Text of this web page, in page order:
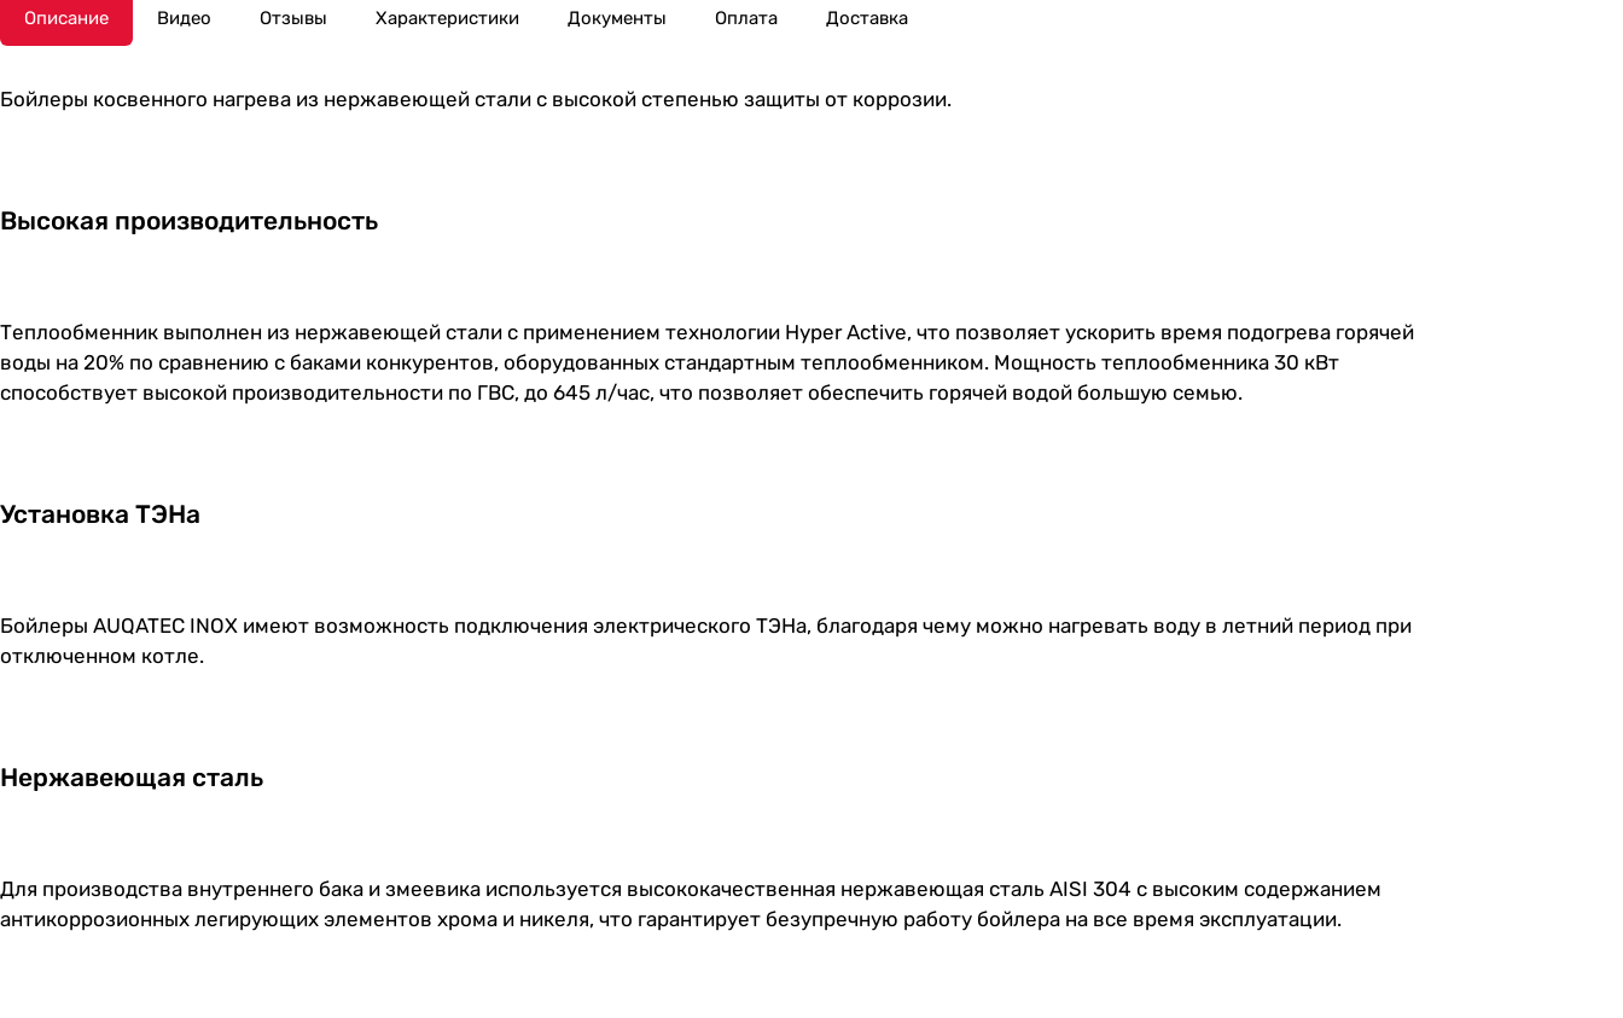
Описание Видео Отзывы Характеристики Документы Оплата Доставка
Бойлеры косвенного нагрева из нержавеющей стали с высокой степенью защиты от коррозии.
Высокая производительность
Теплообменник выполнен из нержавеющей стали с применением технологии Hyper Active, что позволяет ускорить время подогрева горячей
воды на 20% по сравнению с баками конкурентов, оборудованных стандартным теплообменником. Мощность теплообменника 30 кВт
способствует высокой производительности по ГВС, до 645 л/час, что позволяет обеспечить горячей водой большую семью.
Установка ТЭНа
Бойлеры AUQATEC INOX имеют возможность подключения электрического ТЭНа, благодаря чему можно нагревать воду в летний период при
отключенном котле.
Нержавеющая сталь
Для производства внутреннего бака и змеевика используется высококачественная нержавеющая сталь AISI 304 с высоким содержанием
антикоррозионных легирующих элементов хрома и никеля, что гарантирует безупречную работу бойлера на все время эксплуатации.